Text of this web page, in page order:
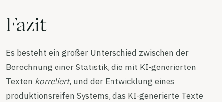
Fazit
Es besteht ein großer Unterschied zwischen der
Berechnung einer Statistik, die mit KI-generierten
Texten korreliert, und der Entwicklung eines
produktionsreifen Systems, das KI-generierte Texte